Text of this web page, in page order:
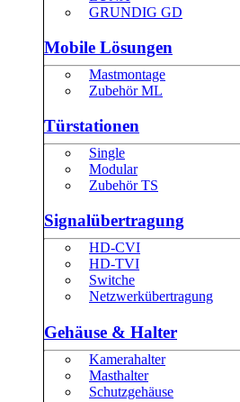
GRUNDIG GD
Mobile Lösungen
Mastmontage
Zubehör ML
Türstationen
Single
Modular
Zubehör TS
Signalübertragung
HD-CVI
HD-TVI
Switche
Netzwerkübertragung
Gehäuse & Halter
Kamerahalter
Masthalter
Schutzgehäuse